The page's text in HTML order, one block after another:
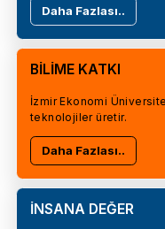
Daha Fazlası..
BİLİME KATKI
İzmir Ekonomi
teknolojiler üretir.
Daha Fazlası..
İNSANA DEĞER